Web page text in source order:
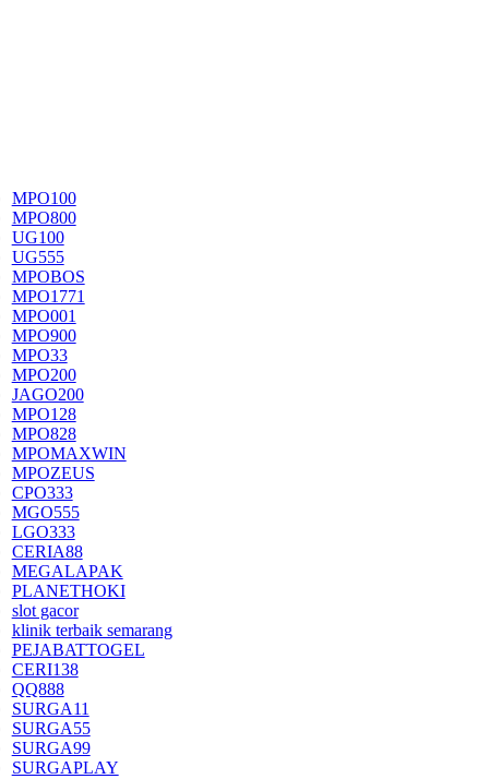
MPO100
MPO800
UG100
UG555
MPOBOS
MPO1771
MPO001
MPO900
MPO33
MPO200
JAGO200
MPO128
MPO828
MPOMAXWIN
MPOZEUS
CPO333
MGO555
LGO333
CERIA88
MEGALAPAK
PLANETHOKI
slot gacor
klinik terbaik semarang
PEJABATTOGEL
CERI138
QQ888
SURGA11
SURGA55
SURGA99
SURGAPLAY